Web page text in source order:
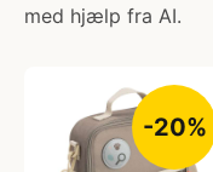
med hjælp fra AI.
-20%